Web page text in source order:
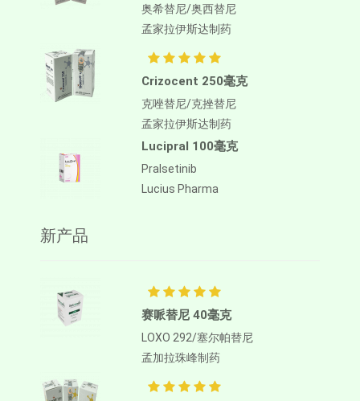
奥希替尼/奥西替尼
孟家拉伊斯达制药
Crizocent 250毫克
克唑替尼/克挫替尼
孟家拉伊斯达制药
Lucipral 100毫克
Pralsetinib
Lucius Pharma
新产品
赛哌替尼 40毫克
LOXO 292/塞尔帕替尼
孟加拉珠峰制药